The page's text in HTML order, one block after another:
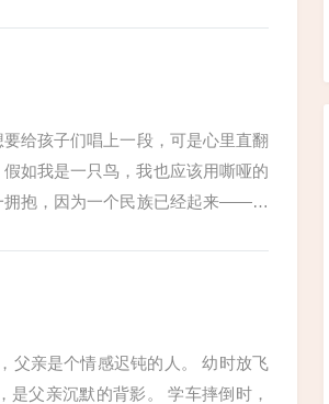
给孩子们唱上一段，可是心里直翻
如我是一只鸟，我也应该用嘶哑的
抱，因为一个民族已经起来——穆
父亲是个情感迟钝的人。 幼时放飞
父亲沉默的背影。 学车摔倒时，